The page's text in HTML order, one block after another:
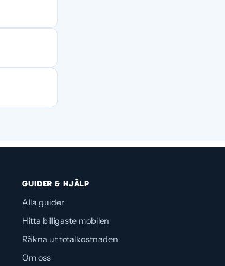
GUIDER & HJÄLP
Alla guider
Hitta billigaste mobilen
Räkna ut totalkostnaden
Om oss